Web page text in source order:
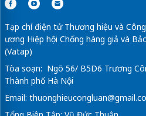
Tạp chí điện tử Thương hiệu và
ương Hiệp hội Chống hàng giả và
(Vatap)
Tòa soạn: Ngõ 56/ B5D6 Trương
Thành phố Hà Nội
Email: